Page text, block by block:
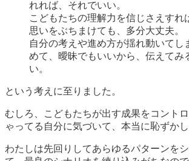
れれば、それでいい。
こどもたちの理解力を信じさえすれ
思いをぶちまけても、多分大丈夫。
自分の考えや進め方が揺れ動いてし
めて、曖昧でもいいから、伝えてみ
い。
という考えに至りました。
むしろ、こどもたちが出す成果をコント
ゃってる自分に気づいて、本当に恥ずか
わたしは先回りしてあらゆるパターンを